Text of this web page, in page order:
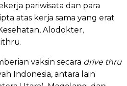
pariwisata dan para
atas kerja sama yang erat
Alodokter,
vaksin secara drive thru
Indonesia, antara lain